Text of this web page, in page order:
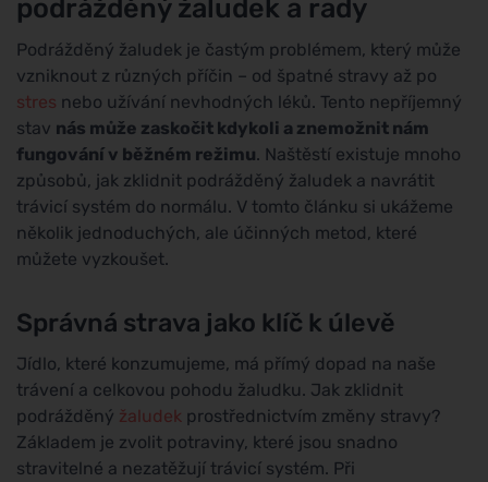
podrážděný žaludek a rady
Podrážděný žaludek je častým problémem, který může
vzniknout z různých příčin – od špatné stravy až po
stres nebo užívání nevhodných léků. Tento nepříjemný
stav nás může zaskočit kdykoli a znemožnit nám
fungování v běžném režimu. Naštěstí existuje mnoho
způsobů, jak zklidnit podrážděný žaludek a navrátit
trávicí systém do normálu. V tomto článku si ukážeme
několik jednoduchých, ale účinných metod, které
můžete vyzkoušet.
Správná strava jako klíč k úlevě
Jídlo, které konzumujeme, má přímý dopad na naše
trávení a celkovou pohodu žaludku. Jak zklidnit
podrážděný žaludek prostřednictvím změny stravy?
Základem je zvolit potraviny, které jsou snadno
stravitelné a nezatěžují trávicí systém. Při